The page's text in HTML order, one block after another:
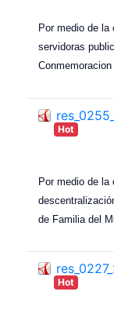
Por medio de
servidoras
Hot
Por medio de la
de Familia del
Hot